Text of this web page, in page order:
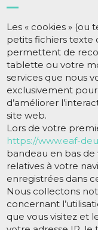
Les « cookies » (ou
petits fichiers texte
permettent de
tablette ou votre
services que nous
exclusivement
d’améliorer
site web.
Lors de votre
https://www.eaf-
bandeau en bas
relatives à votre
enregistrées dans
Nous collectons
concernant
que vous visitez et